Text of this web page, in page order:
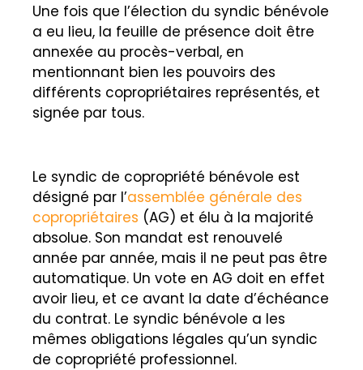
Une fois que l’élection du syndic bénévole
a eu lieu, la feuille de présence doit être
annexée au procès-verbal, en
mentionnant bien les pouvoirs des
différents copropriétaires représentés, et
signée par tous.
Le syndic de copropriété bénévole est
désigné par l’assemblée générale des
copropriétaires (AG) et élu à la majorité
absolue. Son mandat est renouvelé
année par année, mais il ne peut pas être
automatique. Un vote en AG doit en effet
avoir lieu, et ce avant la date d’échéance
du contrat. Le syndic bénévole a les
mêmes obligations légales qu’un syndic
de copropriété professionnel.